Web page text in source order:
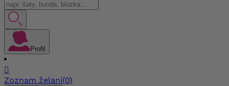
Profil

Zoznam želaní(0)